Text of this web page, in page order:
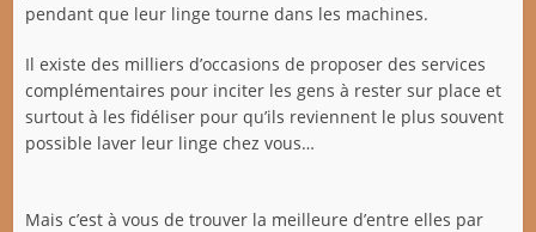
pendant que leur linge tourne dans les machines.
Il existe des milliers d’occasions de proposer des services
complémentaires pour inciter les gens à rester sur place et
surtout à les fidéliser pour qu’ils reviennent le plus souvent
possible laver leur linge chez vous…
Mais c’est à vous de trouver la meilleure d’entre elles par